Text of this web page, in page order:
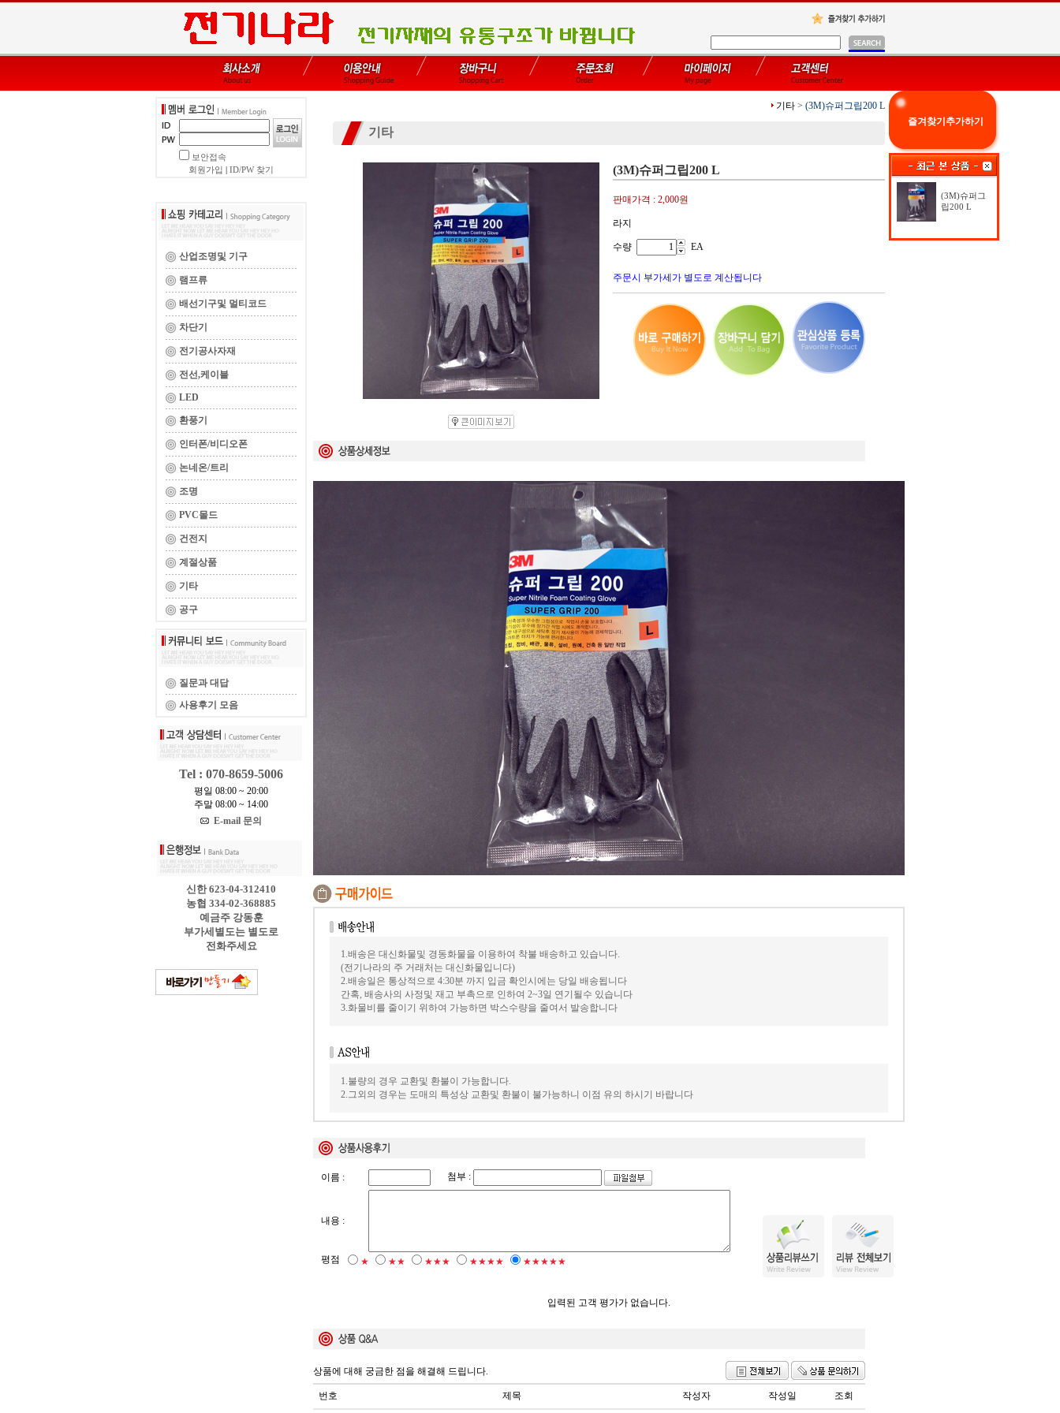
보안접속
회원가입
ID/PW 찾기
산업조명및 기구
램프류
배선기구및 멀티코드
차단기
전기공사자재
전선,케이블
LED
환풍기
인터폰/비디오폰
논네온/트리
조명
PVC몰드
건전지
계절상품
기타
공구
질문과 대답
사용후기 모음
Tel : 070-8659-5006
평일 08:00 ~ 20:00
주말 08:00 ~ 14:00
E-mail 문의
신한 623-04-312410
농협 334-02-368885
예금주 강동훈
부가세별도는 별도로
전화주세요
기타 > (3M)슈퍼그립200 L
기타
(3M)슈퍼그립200 L
판매가격 : 2,000원
라지
수량 EA
주문시 부가세가 별도로 계산됩니다
1.배송은 대신화물및 경동화물을 이용하여 착불 배송하고 있습니다.
(전기나라의 주 거래처는 대신화물입니다)
2.배송일은 통상적으로 4:30분 까지 입금 확인시에는 당일 배송됩니다
간혹, 배송사의 사정및 재고 부촉으로 인하여 2~3일 연기될수 있습니다
3.화물비를 줄이기 위하여 가능하면 박스수량을 줄여서 발송합니다
1.불량의 경우 교환및 환불이 가능합니다.
2.그외의 경우는 도매의 특성상 교환및 환불이 불가능하니 이점 유의 하시기 바랍니다
이름 : 첨부 :
내용 :
평점 ★ ★★ ★★★ ★★★★ ★★★★★
입력된 고객 평가가 없습니다.
상품에 대해 궁금한 점을 해결해 드립니다.
번호 제목 작성자 작성일 조회
즐겨찾기추가하기
(3M)슈퍼그
립200 L